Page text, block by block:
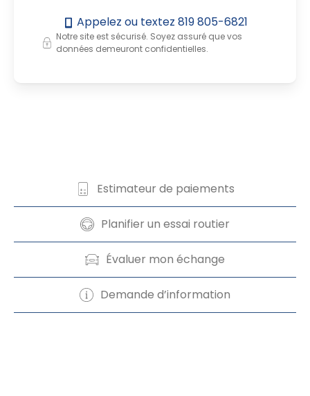
Appelez ou textez 819 805-6821
Notre site est sécurisé. Soyez assuré que vos
données demeuront confidentielles.
Estimateur de paiements
Planifier un essai routier
Évaluer mon échange
Demande d’information